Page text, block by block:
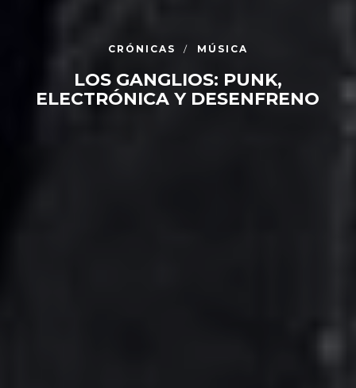
CRÓNICAS MÚSICA
LOS GANGLIOS: PUNK,
ELECTRÓNICA Y DESENFRENO